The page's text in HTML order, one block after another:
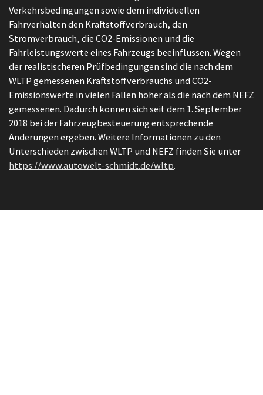
Verkehrsbedingungen sowie dem individuellen
Fahrverhalten den Kraftstoffverbrauch, den
Stromverbrauch, die CO2-Emissionen und die
Fahrleistungswerte eines Fahrzeugs beeinflussen. Wegen
der realistischeren Prüfbedingungen sind die nach dem
WLTP gemessenen Kraftstoffverbrauchs und CO2-
Emissionswerte in vielen Fällen höher als die nach dem NEFZ
gemessenen. Dadurch können sich seit dem 1. September
2018 bei der Fahrzeugbesteuerung entsprechende
Änderungen ergeben. Weitere Informationen zu den
Unterschieden zwischen WLTP und NEFZ finden Sie unter
https://www.autowelt-schmidt.de/wltp.